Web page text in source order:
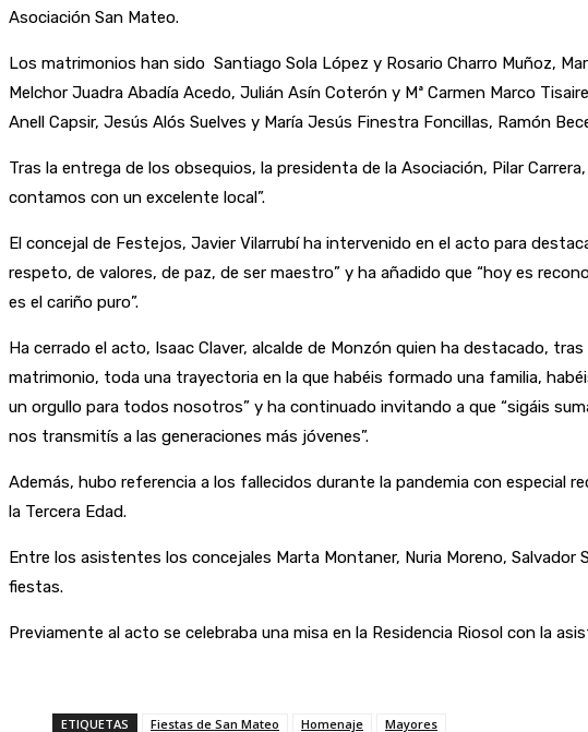
Asociación San Mateo.
Los matrimonios han sido Santiago Sola López y Rosario Charro Muñoz,
Melchor Juadra Abadía Acedo, Julián Asín Coterón y Mª Carmen Marco
Anell Capsir, Jesús Alós Suelves y María Jesús Finestra Foncillas, Ramón
Tras la entrega de los obsequios, la presidenta de la Asociación, Pilar
contamos con un excelente local”.
El concejal de Festejos, Javier Vilarrubí ha intervenido en el acto para
respeto, de valores, de paz, de ser maestro” y ha añadido que “hoy es
es el cariño puro”.
Ha cerrado el acto, Isaac Claver, alcalde de Monzón quien ha destacado,
matrimonio, toda una trayectoria en la que habéis formado una familia,
un orgullo para todos nosotros” y ha continuado invitando a que “sigáis
nos transmitís a las generaciones más jóvenes”.
Además, hubo referencia a los fallecidos durante la pandemia con especial
la Tercera Edad.
Entre los asistentes los concejales Marta Montaner, Nuria Moreno, Salvador
fiestas.
Previamente al acto se celebraba una misa en la Residencia Riosol con la
ETIQUETAS Fiestas de San Mateo Homenaje Mayores